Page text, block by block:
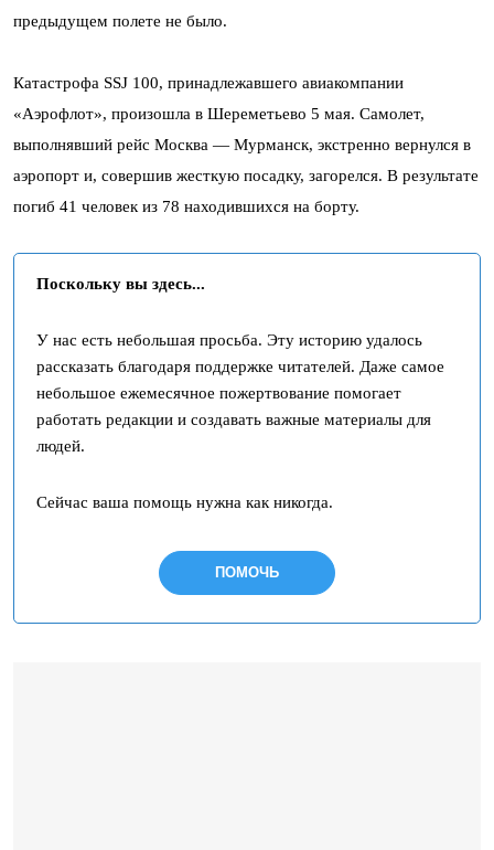
предыдущем полете не было.
Катастрофа SSJ 100, принадлежавшего авиакомпании
«Аэрофлот», произошла в Шереметьево 5 мая. Самолет,
выполнявший рейс Москва — Мурманск, экстренно вернулся в
аэропорт и, совершив жесткую посадку, загорелся. В результате
погиб 41 человек из 78 находившихся на борту.
Поскольку вы здесь...
У нас есть небольшая просьба. Эту историю удалось
рассказать благодаря поддержке читателей. Даже самое
небольшое ежемесячное пожертвование помогает
работать редакции и создавать важные материалы для
людей.
Сейчас ваша помощь нужна как никогда.
ПОМОЧЬ